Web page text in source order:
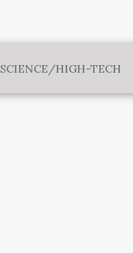
SCIENCE/HIGH-TECH